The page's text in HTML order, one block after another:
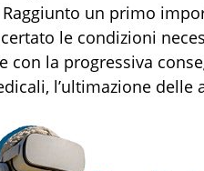
Raggiunto un primo
le condizioni
con la progressiva
l’ultimazione delle